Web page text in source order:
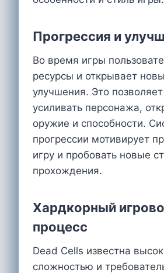
Прогрессия и
Во время игры
ресурсы и открывает
улучшения. Это
усиливать персонажа,
оружие и способности.
прогрессии мотивирует
игру и пробовать новые
прохождения.
Хардкорный
процесс
Dead Cells известна
сложностью и